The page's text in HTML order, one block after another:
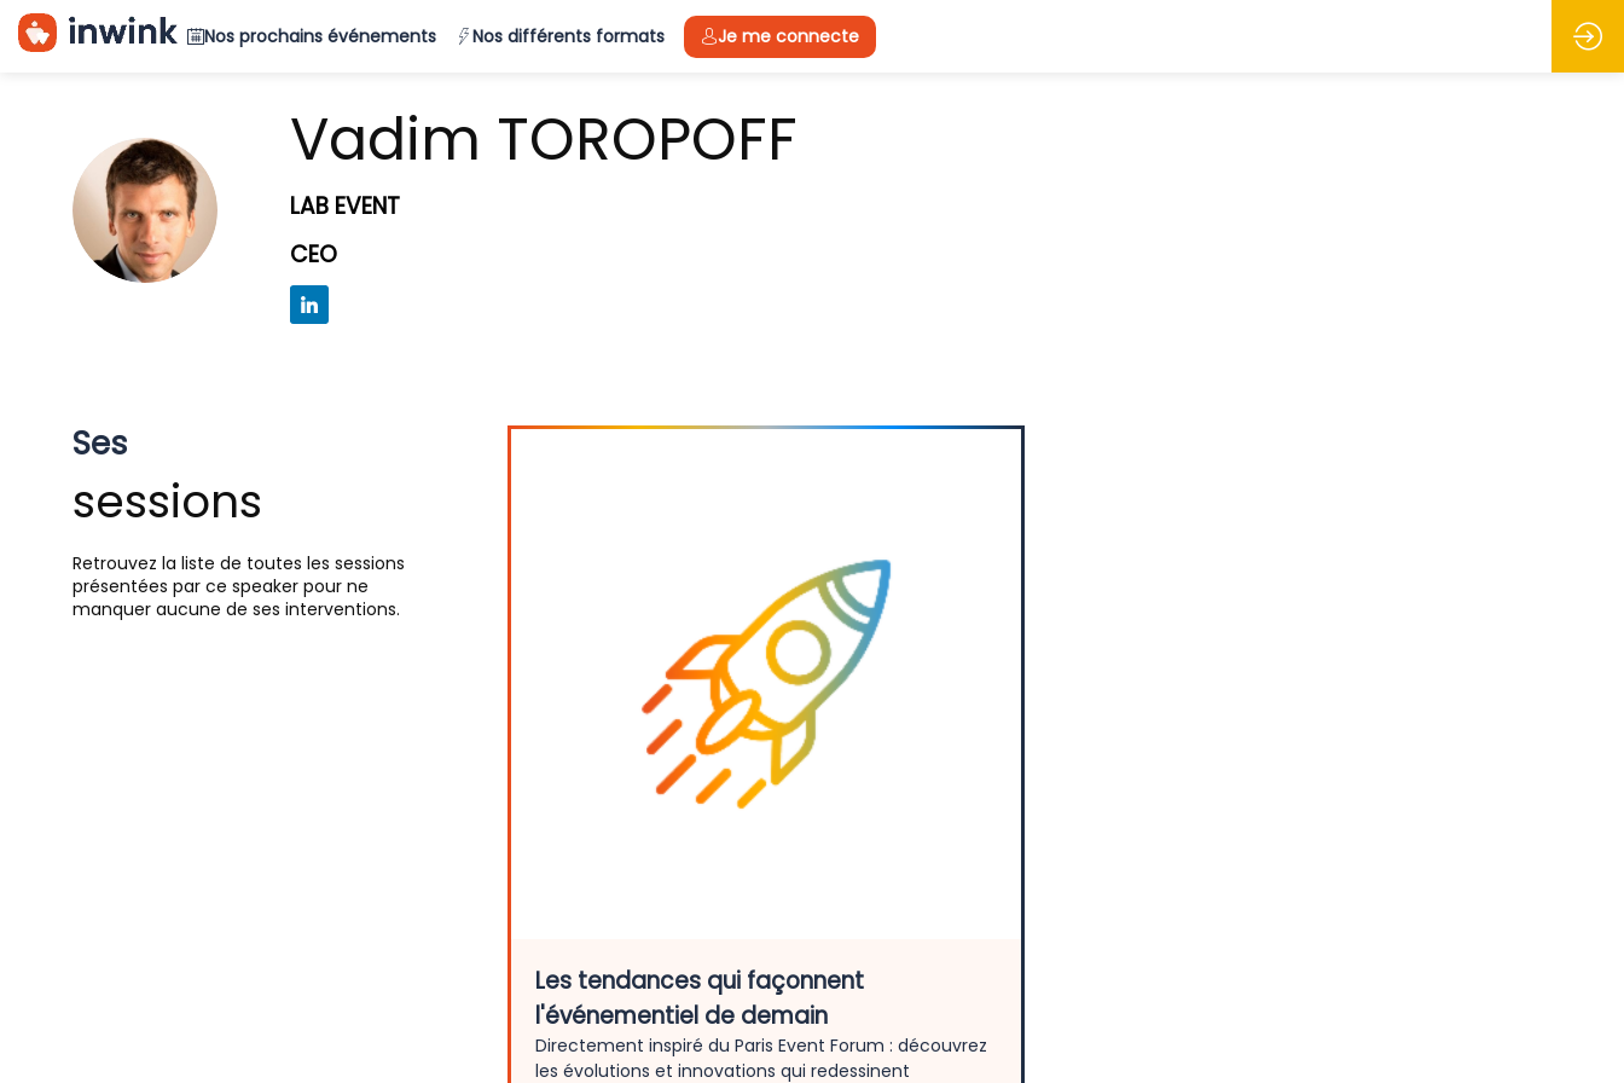
Nos prochains événements Nos différents formats Je me connecte
VT
Vadim TOROPOFF
LAB EVENT
CEO
Ses
sessions
Retrouvez la liste de toutes les sessions
présentées par ce speaker pour ne
manquer aucune de ses interventions.
Les tendances qui façonnent
l'événementiel de demain
Directement inspiré du Paris Event Forum : découvrez
les évolutions et innovations qui redessinent